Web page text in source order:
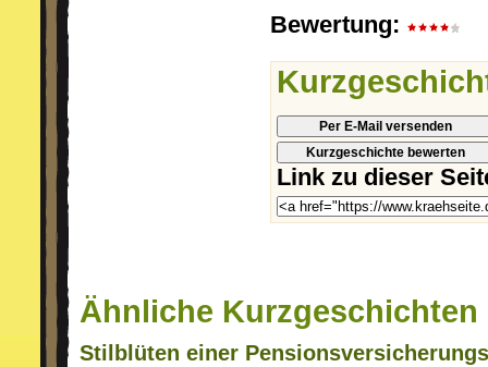
Bewertung:
Per E-Mail versenden
Kurzgeschichte bewerten
Link zu dieser
Ähnliche Kurzgeschichten
Stilblüten einer